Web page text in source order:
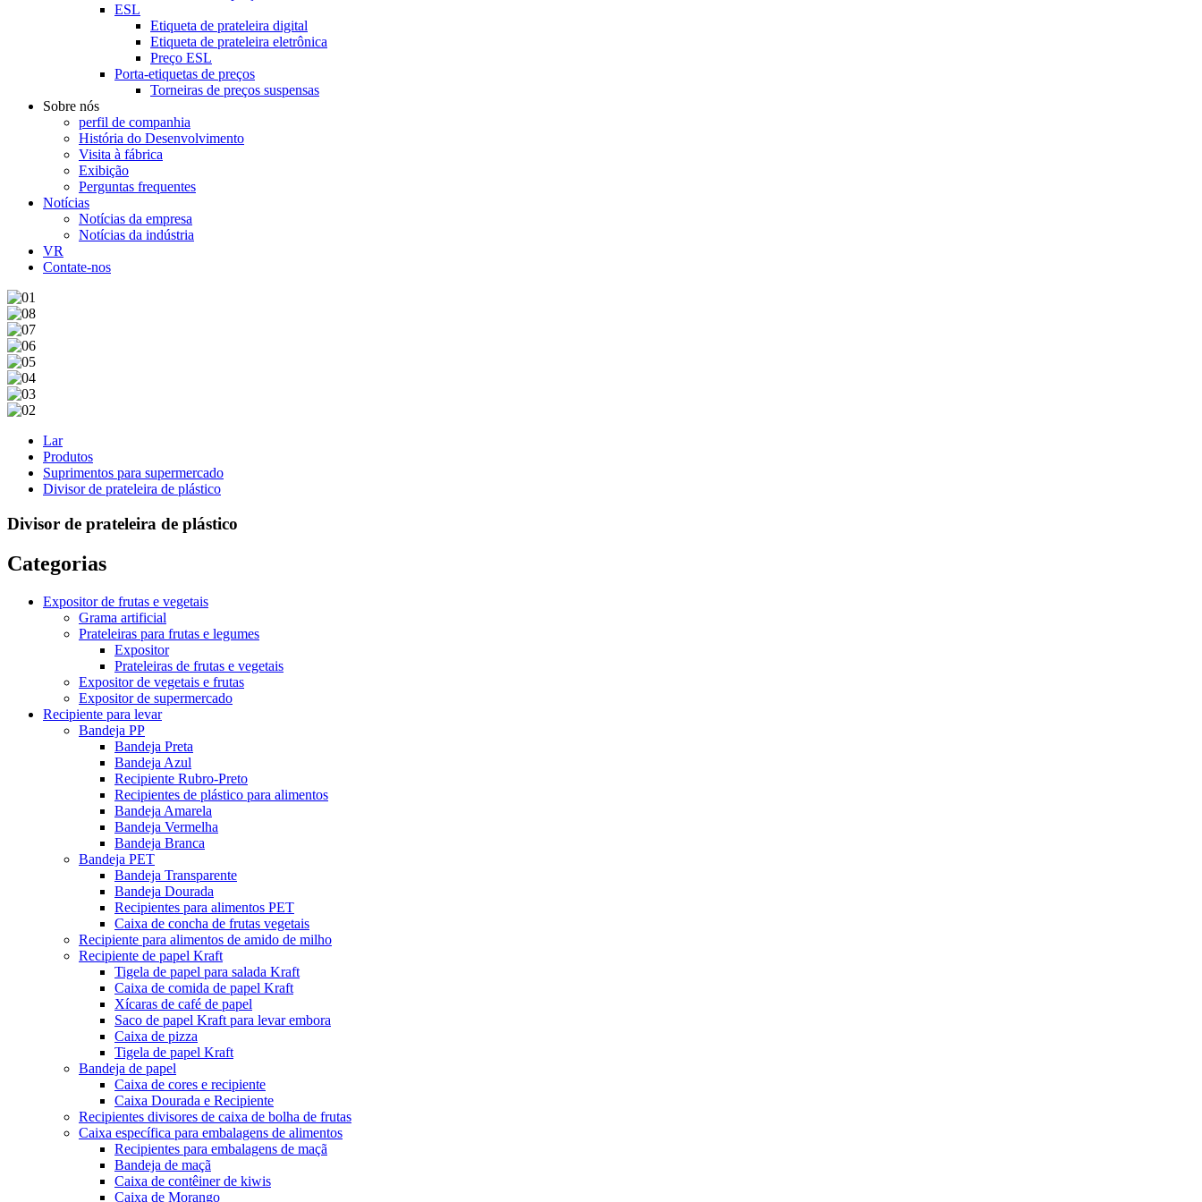
ESL
Etiqueta de prateleira digital
Etiqueta de prateleira eletrônica
Preço ESL
Porta-etiquetas de preços
Torneiras de preços suspensas
Sobre nós
perfil de companhia
História do Desenvolvimento
Visita à fábrica
Exibição
Perguntas frequentes
Notícias
Notícias da empresa
Notícias da indústria
VR
Contate-nos
Lar
Produtos
Suprimentos para supermercado
Divisor de prateleira de plástico
Divisor de prateleira de plástico
Categorias
Expositor de frutas e vegetais
Grama artificial
Prateleiras para frutas e legumes
Expositor
Prateleiras de frutas e vegetais
Expositor de vegetais e frutas
Expositor de supermercado
Recipiente para levar
Bandeja PP
Bandeja Preta
Bandeja Azul
Recipiente Rubro-Preto
Recipientes de plástico para alimentos
Bandeja Amarela
Bandeja Vermelha
Bandeja Branca
Bandeja PET
Bandeja Transparente
Bandeja Dourada
Recipientes para alimentos PET
Caixa de concha de frutas vegetais
Recipiente para alimentos de amido de milho
Recipiente de papel Kraft
Tigela de papel para salada Kraft
Caixa de comida de papel Kraft
Xícaras de café de papel
Saco de papel Kraft para levar embora
Caixa de pizza
Tigela de papel Kraft
Bandeja de papel
Caixa de cores e recipiente
Caixa Dourada e Recipiente
Recipientes divisores de caixa de bolha de frutas
Caixa específica para embalagens de alimentos
Recipientes para embalagens de maçã
Bandeja de maçã
Caixa de contêiner de kiwis
Caixa de Morango